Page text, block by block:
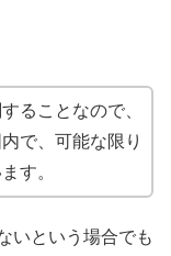
ることなので、
で、可能な限り
す。
いという場合でも